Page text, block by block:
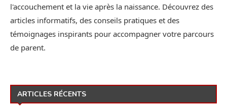
l'accouchement et la vie après la naissance. Découvrez des
articles informatifs, des conseils pratiques et des
témoignages inspirants pour accompagner votre parcours
de parent.
ARTICLES RÉCENTS